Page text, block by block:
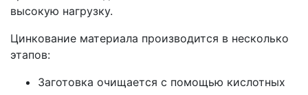
высокую нагрузку.
Цинкование материала производится в несколько
этапов:
Заготовка очищается с помощью кислотных